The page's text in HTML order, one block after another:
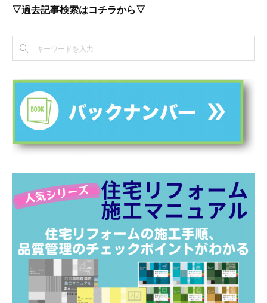
▽過去記事検索はコチラから▽